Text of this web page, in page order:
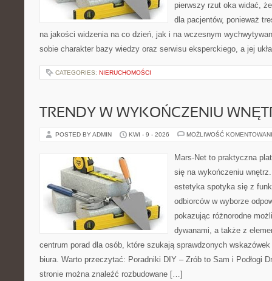
pierwszy rzut oka widać,
dla pacjentów, ponieważ
na jakości widzenia na co dzień, jak i na wczesnym
sobie charakter bazy wiedzy oraz serwisu eksperckiego, a jej
CATEGORIES: NIERUCHOMOŚCI
TRENDY W WYKOŃCZENIU
POSTED BY ADMIN KWI - 9 - 2026 MOŻLIWOŚĆ
Mars-Net to praktyczna
się na wykończeniu
estetyka spotyka się z
odbiorców w wyborze
pokazując różnorodne
dywanami, a także z
centrum porad dla osób, które szukają sprawdzonych
biura. Warto przeczytać: Poradniki DIY – Zrób to Sam i Podłogi
stronie można znaleźć rozbudowane […]